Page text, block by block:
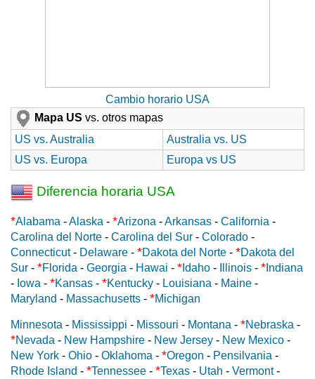
Cambio horario USA
Mapa US vs. otros mapas
US vs. Australia
Australia vs. US
US vs. Europa
Europa vs US
Diferencia horaria USA
*Alabama -Alaska - *Arizona -Arkansas - California -
Carolina del Norte - Carolina del Sur - Colorado -
Connecticut- Delaware - *Dakota del Norte - *Dakota del
Sur - *Florida - Georgia - Hawai - * Idaho - Illinois - * Indiana
- Iowa - *Kansas - *Kentucky - Louisiana - Maine -
Maryland - Massachusetts - *Michigan
Minnesota - Mississippi - Missouri - Montana - *Nebraska -
*Nevada - New Hampshire - New Jersey - New Mexico -
New York - Ohio - Oklahoma - *Oregon - Pensilvania -
Rhode Island - *Tennessee - *Texas - Utah - Vermont-